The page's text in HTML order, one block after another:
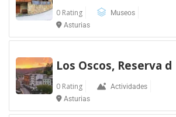
0 Rating
Museos
Asturias
Los Oscos, Reserva d
0 Rating
Actividades
Asturias